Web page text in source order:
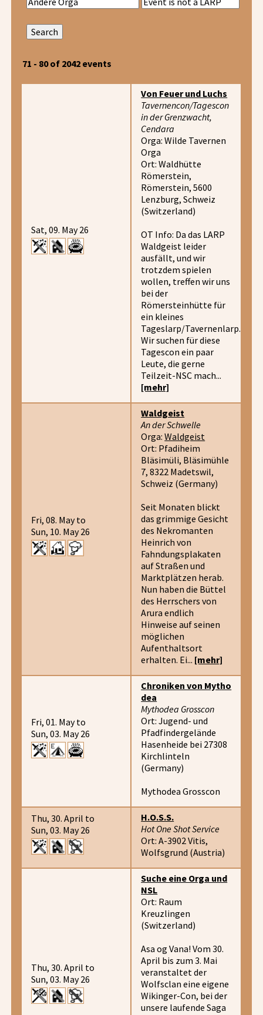
71 - 80 of 2042 events
Sat, 09. May 26
Von Feuer und Luchs
Tavernencon/Tagescon
in der Grenzwacht,
Cendara
Orga: Wilde Tavernen
Orga
Ort: Waldhütte
Römerstein,
Römerstein, 5600
Lenzburg, Schweiz
(Switzerland)
OT Info: Da das LARP
Waldgeist leider
ausfällt, und wir
trotzdem spielen
wollen, treffen wir uns
bei der
Römersteinhütte für
ein kleines
Tageslarp/Tavernenlarp.
Wir suchen für diese
Tagescon ein paar
Leute, die gerne
Teilzeit-NSC mach...
[mehr]
Fri, 08. May to
Sun, 10. May 26
Waldgeist
An der Schwelle
Orga:Waldgeist
Ort: Pfadiheim
Bläsimüli, Bläsimühle
7, 8322 Madetswil,
Schweiz (Germany)
Seit Monaten blickt
das grimmige Gesicht
des Nekromanten
Heinrich von
Fahndungsplakaten
auf Straßen und
Marktplätzen herab.
Nun haben die Büttel
des Herrschers von
Arura endlich
Hinweise auf seinen
möglichen
Aufenthaltsort
erhalten. Ei... [mehr]
Fri, 01. May to
Sun, 03. May 26
Chroniken von Mytho
dea
Mythodea Grosscon
Ort: Jugend- und
Pfadfindergelände
Hasenheide bei 27308
Kirchlinteln
(Germany)
Mythodea Grosscon
Thu, 30. April to
Sun, 03. May 26
H.O.S.S.
Hot One Shot Service
Ort: A-3902 Vitis,
Wolfsgrund (Austria)
Thu, 30. April to
Sun, 03. May 26
Suche eine Orga und
NSL
Ort: Raum
Kreuzlingen
(Switzerland)
Asa og Vana! Vom 30.
April bis zum 3. Mai
veranstaltet der
Wolfsclan eine eigene
Wikinger-Con, bei der
unsere laufende Saga